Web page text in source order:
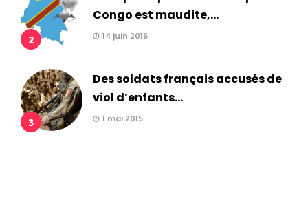
2
Congo est maudite,...
14 juin 2015
3
Des soldats français accusés de
viol d’enfants...
1 mai 2015